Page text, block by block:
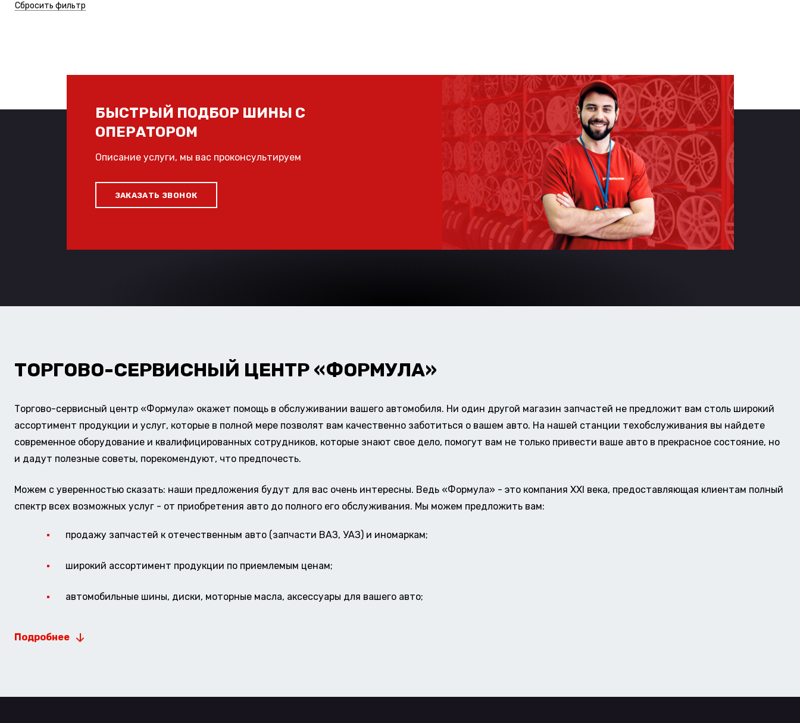
Сбросить фильтр
БЫСТРЫЙ ПОДБОР ШИНЫ С
ОПЕРАТОРОМ
Описание услуги, мы вас проконсультируем
ЗАКАЗАТЬ ЗВОНОК
ТОРГОВО-СЕРВИСНЫЙ ЦЕНТР «ФОРМУЛА»
Торгово-сервисный центр «Формула» окажет помощь в обслуживании вашего автомобиля. Ни один другой магазин запчастей не предложит вам столь широкий
ассортимент продукции и услуг, которые в полной мере позволят вам качественно заботиться о вашем авто. На нашей станции техобслуживания вы найдете
современное оборудование и квалифицированных сотрудников, которые знают свое дело, помогут вам не только привести ваше авто в прекрасное состояние, но
и дадут полезные советы, порекомендуют, что предпочесть.
Можем с уверенностью сказать: наши предложения будут для вас очень интересны. Ведь «Формула» - это компания XXI века, предоставляющая клиентам полный
спектр всех возможных услуг - от приобретения авто до полного его обслуживания. Мы можем предложить вам:
продажу запчастей к отечественным авто (запчасти ВАЗ, УАЗ) и иномаркам;
широкий ассортимент продукции по приемлемым ценам;
автомобильные шины, диски, моторные масла, аксессуары для вашего авто;
Подробнее